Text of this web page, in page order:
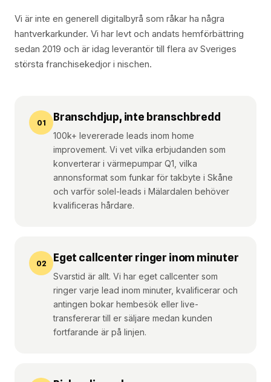
Vi är inte en generell digitalbyrå som råkar ha några
hantverkarkunder. Vi har levt och andats hemförbättring
sedan 2019 och är idag leverantör till flera av Sveriges
största franchisekedjor i nischen.
01 Branschdjup, inte branschbredd
100k+ levererade leads inom home
improvement. Vi vet vilka erbjudanden som
konverterar i värmepumpar Q1, vilka
annonsformat som funkar för takbyte i Skåne
och varför solel-leads i Mälardalen behöver
kvalificeras hårdare.
02 Eget callcenter ringer inom minuter
Svarstid är allt. Vi har eget callcenter som
ringer varje lead inom minuter, kvalificerar och
antingen bokar hembesök eller live-
transfererar till er säljare medan kunden
fortfarande är på linjen.